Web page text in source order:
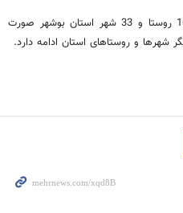
وی تصریح کرد: تاکنون گازرسانی به 160 روستا و 33 شهر استان بوشهر صورت
شهرها و روستاهای استان ادامه دارد.